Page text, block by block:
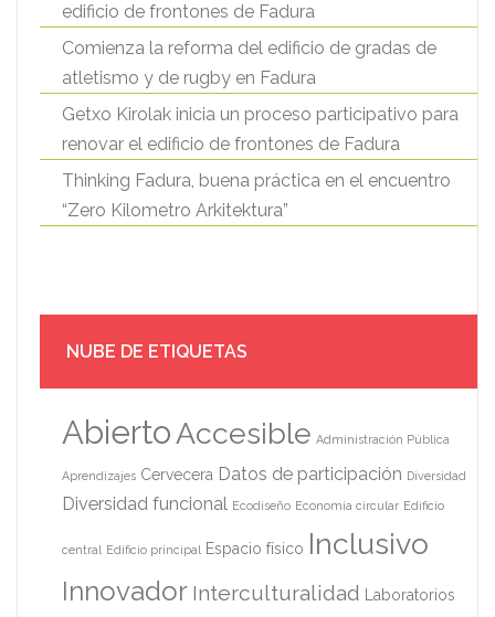
edificio de frontones de Fadura
Comienza la reforma del edificio de gradas de
atletismo y de rugby en Fadura
Getxo Kirolak inicia un proceso participativo para
renovar el edificio de frontones de Fadura
Thinking Fadura, buena práctica en el encuentro
“Zero Kilometro Arkitektura”
NUBE DE ETIQUETAS
AbiertoAccesible Administración Pública
Aprendizajes Cervecera Datos de participación Diversidad
Diversidad funcional Ecodiseño Economía circular Edificio
central Edificio principal Espacio físico Inclusivo
Innovador Interculturalidad Laboratorios